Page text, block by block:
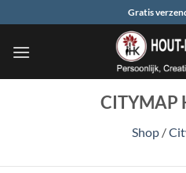
naar
inhoud
Gratis
CITYMAP
Shop /